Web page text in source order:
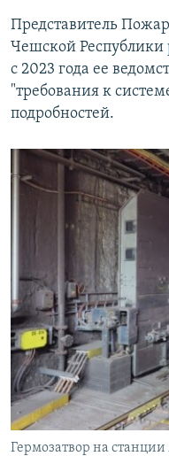
Представитель
Чешской Республики
с 2023 года ее
"требования к
подробностей.
Гермозатвор на